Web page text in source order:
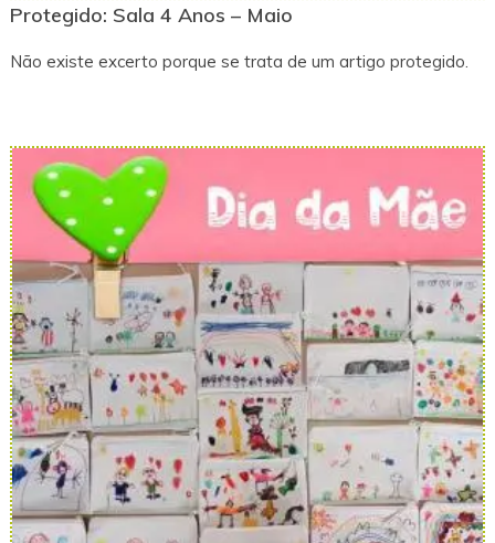
Protegido: Sala 4 Anos – Maio
Não existe excerto porque se trata de um artigo protegido.